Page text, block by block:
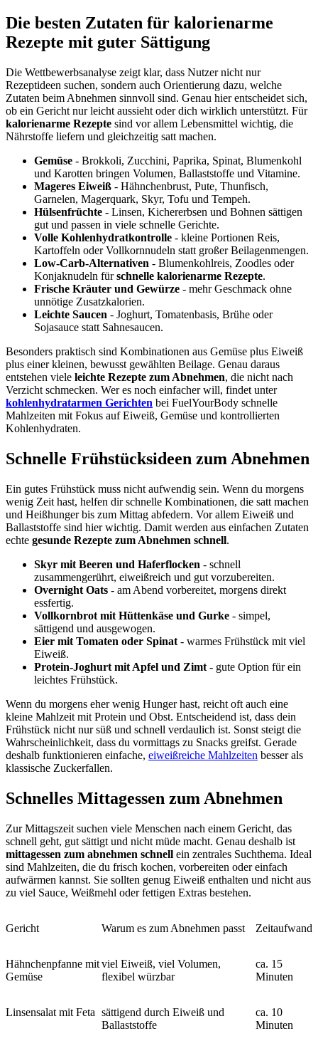
Die besten Zutaten für kalorienarme
Rezepte mit guter Sättigung
Die Wettbewerbsanalyse zeigt klar, dass Nutzer nicht nur
Rezeptideen suchen, sondern auch Orientierung dazu, welche
Zutaten beim Abnehmen sinnvoll sind. Genau hier entscheidet sich,
ob ein Gericht nur leicht aussieht oder dich wirklich unterstützt. Für
kalorienarme Rezepte sind vor allem Lebensmittel wichtig, die
Nährstoffe liefern und gleichzeitig satt machen.
Gemüse - Brokkoli, Zucchini, Paprika, Spinat, Blumenkohl
und Karotten bringen Volumen, Ballaststoffe und Vitamine.
Mageres Eiweiß - Hähnchenbrust, Pute, Thunfisch,
Garnelen, Magerquark, Skyr, Tofu und Tempeh.
Hülsenfrüchte - Linsen, Kichererbsen und Bohnen sättigen
gut und passen in viele schnelle Gerichte.
Volle Kohlenhydratkontrolle - kleine Portionen Reis,
Kartoffeln oder Vollkornnudeln statt großer Beilagenmengen.
Low-Carb-Alternativen - Blumenkohlreis, Zoodles oder
Konjaknudeln fürschnelle kalorienarme Rezepte.
Frische Kräuter und Gewürze - mehr Geschmack ohne
unnötige Zusatzkalorien.
Leichte Saucen - Joghurt, Tomatenbasis, Brühe oder
Sojasauce statt Sahnesaucen.
Besonders praktisch sind Kombinationen aus Gemüse plus Eiweiß
plus einer kleinen, bewusst gewählten Beilage. Genau daraus
entstehen viele leichte Rezepte zum Abnehmen, die nicht nach
Verzicht schmecken. Wer es noch einfacher will, findet unter
kohlenhydratarmen Gerichten bei FuelYourBody schnelle
Mahlzeiten mit Fokus auf Eiweiß, Gemüse und kontrollierten
Kohlenhydraten.
Schnelle Frühstücksideen zum Abnehmen
Ein gutes Frühstück muss nicht aufwendig sein. Wenn du morgens
wenig Zeit hast, helfen dir schnelle Kombinationen, die satt machen
und Heißhunger bis zum Mittag abfedern. Vor allem Eiweiß und
Ballaststoffe sind hier wichtig. Damit werden aus einfachen Zutaten
echte gesunde Rezepte zum Abnehmen schnell.
Skyr mit Beeren und Haferflocken - schnell
zusammengerührt, eiweißreich und gut vorzubereiten.
Overnight Oats - am Abend vorbereitet, morgens direkt
essfertig.
Vollkornbrot mit Hüttenkäse und Gurke - simpel,
sättigend und ausgewogen.
Eier mit Tomaten oder Spinat - warmes Frühstück mit viel
Eiweiß.
Protein-Joghurt mit Apfel und Zimt - gute Option für ein
leichtes Frühstück.
Wenn du morgens eher wenig Hunger hast, reicht oft auch eine
kleine Mahlzeit mit Protein und Obst. Entscheidend ist, dass dein
Frühstück nicht nur süß und schnell verdaulich ist. Sonst steigt die
Wahrscheinlichkeit, dass du vormittags zu Snacks greifst. Gerade
deshalb funktionieren einfache, eiweißreiche Mahlzeiten besser als
klassische Zuckerfallen.
Schnelles Mittagessen zum Abnehmen
Zur Mittagszeit suchen viele Menschen nach einem Gericht, das
schnell geht, gut sättigt und nicht müde macht. Genau deshalb ist
mittagessen zum abnehmen schnell ein zentrales Suchthema. Ideal
sind Mahlzeiten, die du frisch kochen, vorbereiten oder einfach
aufwärmen kannst. Sie sollten genug Eiweiß enthalten und nicht aus
zu viel Sauce, Weißmehl oder fettigen Extras bestehen.
Gericht Warum es zum Abnehmen passt Zeitaufwand
Hähnchenpfanne mit
Gemüse
viel Eiweiß, viel Volumen,
flexibel würzbar
ca. 15
Minuten
Linsensalat mit Feta sättigend durch Eiweiß und
Ballaststoffe
ca. 10
Minuten